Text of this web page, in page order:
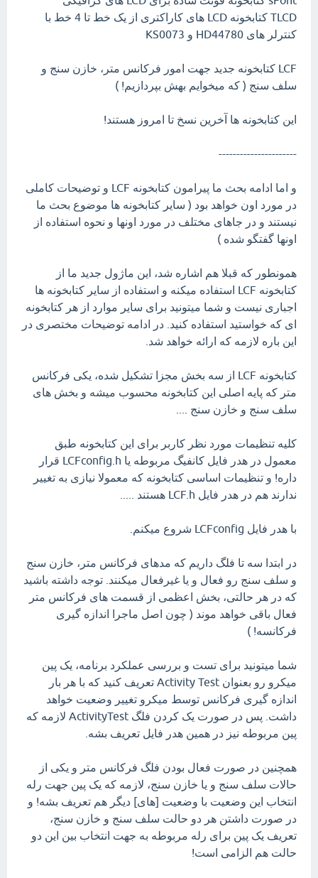
TLCD کتابخونه LCD های کاراکتری از یک خط تا 4 خط با
کنترلر های HD44780 و KS0073
LCF کتابخونه جدید جهت امور فرکانس متر، خازن سنج و
سلف سنج ( که میخوایم بهش بپردازیم! )
این کتابخونه ها آخرین نسخ تا امروز هستند!
----------------------
و اما ادامه بحث ما پیرامون کتابخونه LCF و توضیحات کاملی
در مورد اون خواهد بود ( سایر کتابخونه ها موضوع بحث ما
نیستند و در جاهای مختلف در مورد اونها و نحوه استفاده از
اونها گفتگو شده )
همونطور که قبلا هم اشاره شد، این ماژول جدید ما از
کتابخونه LCF استفاده میکنه و استفاده از سایر کتابخونه ها
اجباری نیست و شما میتونید برای سایر موارد از هر کتابخونه
ای که خواستید استفاده کنید. در ادامه توضیحات مختصری در
این باره لازمه که ارائه خواهد شد.
کتابخونه LCF از سه بخش مجزا تشکیل شده، یکی فرکانس
متر که پایه اصلی این کتابخونه محسوب میشه و بخش های
سلف سنج و خازن سنج ....
کلیه تنظیمات مورد نظر کاربر برای این کتابخونه طبق
معمول در هدر فایل کانفیگ مربوطه یا LCFconfig.h قرار
داره! و تنظیمات اساسی کتابخونه که معمولا نیازی به تغییر
ندارند هم در هدر فایل LCF.h هستند .....
با هدر فایل LCFconfig شروع میکنم.
در ابتدا سه تا فلگ داریم که مدهای فرکانس متر، خازن سنج
و سلف سنج رو فعال و یا غیرفعال میکنند. توجه داشته باشید
که در هر حالتی، بخش اعظمی از قسمت های فرکانس متر
فعال باقی خواهد موند ( چون اصل ماجرا اندازه گیری
فرکانسه! )
شما میتونید برای تست و بررسی عملکرد برنامه، یک پین
میکرو رو بعنوان Activity Test تعریف کنید که با هر بار
اندازه گیری فرکانس توسط میکرو تغییر وضعیت خواهد
داشت. پس در صورت یک کردن فلگ ActivityTest لازمه که
پین مربوطه نیز در همین هدر فایل تعریف بشه.
همچنین در صورت فعال بودن فلگ فرکانس متر و یکی از
حالات سلف سنج و یا خازن سنج، لازمه که یک پین جهت رله
انتخاب این وضعیت با وضعیت [های] دیگر هم تعریف بشه! و
در صورت داشتن هر دو حالت سلف سنج و خازن سنج،
تعریف یک پین برای رله مربوطه به جهت انتخاب بین این دو
حالت هم الزامی است!